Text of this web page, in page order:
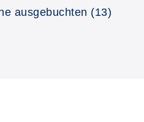
ausgebuchten (13)